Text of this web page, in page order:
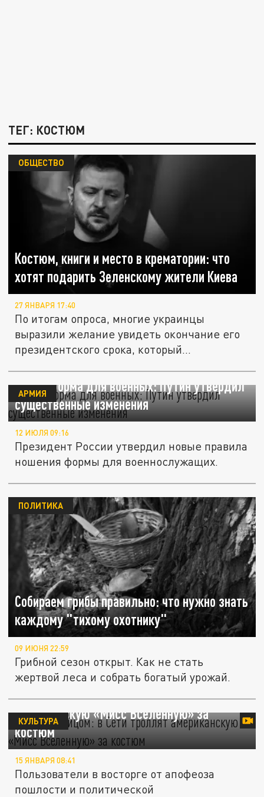
ТЕГ: КОСТЮМ
Костюм, книги и место в крематории: что
хотят подарить Зеленскому жители Киева
ОБЩЕСТВО
27 ЯНВАРЯ 17:40
По итогам опроса, многие украинцы
выразили желание увидеть окончание его
президентского срока, который...
Новая форма для военных: Путин утвердил
существенные изменения
АРМИЯ
12 ИЮЛЯ 09:16
Президент России утвердил новые правила
ношения формы для военнослужащих.
Собираем грибы правильно: что нужно знать
каждому "тихому охотнику"
ПОЛИТИКА
09 ИЮНЯ 22:59
Грибной сезон открыт. Как не стать
жертвой леса и собрать богатый урожай.
Курица с яйцом: в Сети троллят
американскую «Мисс Вселенную» за
костюм
КУЛЬТУРА
15 ЯНВАРЯ 08:41
Пользователи в восторге от апофеоза
пошлости и политической